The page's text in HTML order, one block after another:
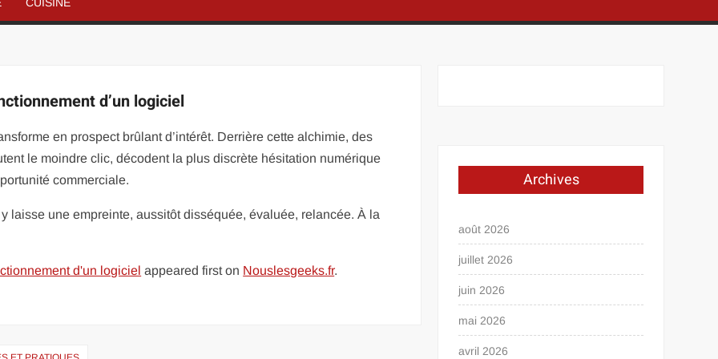
d’un logiciel
en prospect brûlant d’intérêt. Derrière cette alchimie, des
le moindre clic, décodent la plus discrète hésitation numérique
commerciale.
laisse une empreinte, aussitôt disséquée, évaluée, relancée. À la
d'un logiciel appeared first on Nouslesgeeks.fr.
Archives
août 2026
juillet 2026
juin 2026
mai 2026
avril 2026